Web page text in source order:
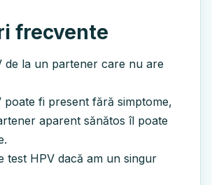
frecvente
de la un partener care nu are
poate fi present fără simptome,
aparent sănătos îl poate
test HPV dacă am un singur